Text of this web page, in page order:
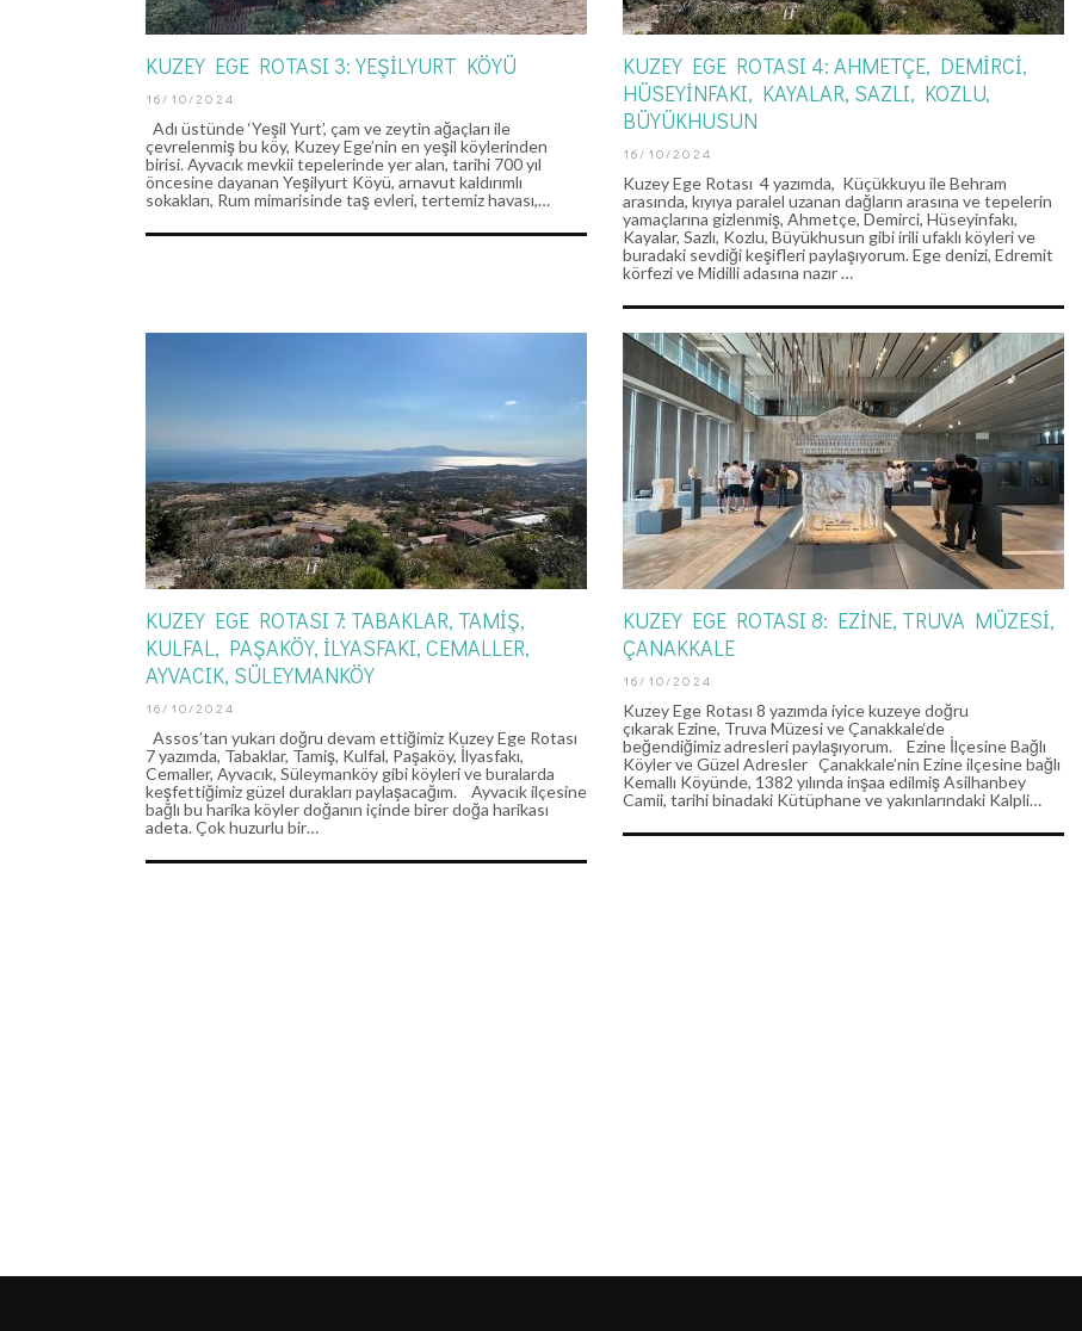
KUZEY EGE ROTASI 3: YEŞILYURT KÖYÜ
16/10/2024
Adı üstünde ‘Yeşil Yurt’, çam ve zeytin ağaçları ile
çevrelenmiş bu köy, Kuzey Ege’nin en yeşil köylerinden
birisi. Ayvacık mevkii tepelerinde yer alan, tarihi 700 yıl
öncesine dayanan Yeşilyurt Köyü, arnavut kaldırımlı
sokakları, Rum mimarisinde taş evleri, tertemiz havası,…
KUZEY EGE ROTASI 4: AHMETÇE, DEMIRCI,
HÜSEYINFAKI, KAYALAR, SAZLI, KOZLU,
BÜYÜKHUSUN
16/10/2024
Kuzey Ege Rotası 4 yazımda, Küçükkuyu ile Behram
arasında, kıyıya paralel uzanan dağların arasına ve tepelerin
yamaçlarına gizlenmiş, Ahmetçe, Demirci, Hüseyinfakı,
Kayalar, Sazlı, Kozlu, Büyükhusun gibi irili ufaklı köyleri ve
buradaki sevdiği keşifleri paylaşıyorum. Ege denizi, Edremit
körfezi ve Midilli adasına nazır …
KUZEY EGE ROTASI 7: TABAKLAR, TAMIŞ,
KULFAL, PAŞAKÖY, İLYASFAKI, CEMALLER,
AYVACIK, SÜLEYMANKÖY
16/10/2024
Assos’tan yukarı doğru devam ettiğimiz Kuzey Ege Rotası
7 yazımda, Tabaklar, Tamiş, Kulfal, Paşaköy, İlyasfakı,
Cemaller, Ayvacık, Süleymanköy gibi köyleri ve buralarda
keşfettiğimiz güzel durakları paylaşacağım. Ayvacık ilçesine
bağlı bu harika köyler doğanın içinde birer doğa harikası
adeta. Çok huzurlu bir…
KUZEY EGE ROTASI 8: EZINE, TRUVA MÜZESI,
ÇANAKKALE
16/10/2024
Kuzey Ege Rotası 8 yazımda iyice kuzeye doğru
çıkarak Ezine, Truva Müzesi ve Çanakkale‘de
beğendiğimiz adresleri paylaşıyorum. Ezine İlçesine Bağlı
Köyler ve Güzel Adresler Çanakkale’nin Ezine ilçesine bağlı
Kemallı Köyünde, 1382 yılında inşaa edilmiş Asilhanbey
Camii, tarihi binadaki Kütüphane ve yakınlarındaki Kalpli…
KATEGORILER
KALP ATIŞLARINI HIZLANDIRMAK
KATEGORILER
KALP ATIŞLARINI HIZLANDIRMAK